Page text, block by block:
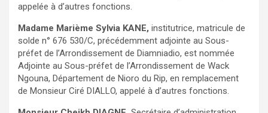
appelée à d’autres fonctions.
Madame Marième Sylvia KANE, institutrice, matricule de
solde n° 676 530/C, précédemment adjointe au Sous-
préfet de l’Arrondissement de Diamniadio, est nommée
Adjointe au Sous-préfet de l’Arrondissement de Wack
Ngouna, Département de Nioro du Rip, en remplacement
de Monsieur Ciré DIALLO, appelé à d’autres fonctions.